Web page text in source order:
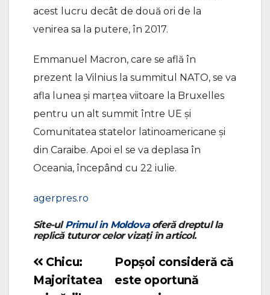
acest lucru decât de două ori de la
venirea sa la putere, în 2017.
Emmanuel Macron, care se află în
prezent la Vilnius la summitul NATO, se va
afla lunea şi marţea viitoare la Bruxelles
pentru un alt summit între UE şi
Comunitatea statelor latinoamericane şi
din Caraibe. Apoi el se va deplasa în
Oceania, începând cu 22 iulie.
agerpres.ro
Site-ulPrimul in Moldovaoferă dreptul la
replică tuturor celor vizați în articol.
Navigare
în
Popșoi consideră că
este oportună
Chicu:
Majoritatea